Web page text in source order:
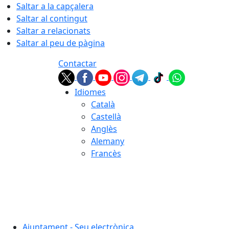
Saltar a la capçalera
Saltar al contingut
Saltar a relacionats
Saltar al peu de pàgina
Contactar
Idiomes
Català
Castellà
Anglès
Alemany
Francès